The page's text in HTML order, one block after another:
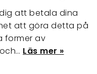
att betala dina
att göra detta på
former av
Läs mer »